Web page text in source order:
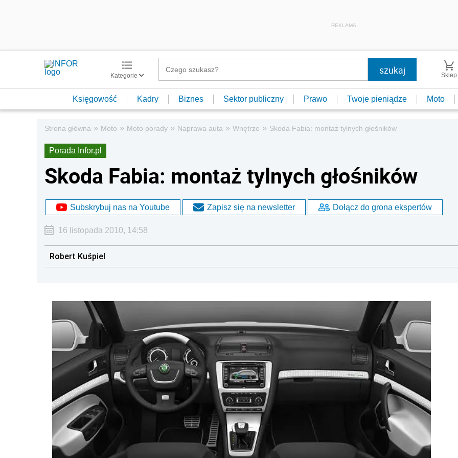
REKLAMA
Kategorie Sklep
Księgowość Kadry Biznes Sektor publiczny Prawo Twoje pieniądze Moto
Strona główna » Moto » Moto porady » Naprawa auta » Wnętrze » Skoda Fabia: montaż tylnych głośników
Porada Infor.pl
Skoda Fabia: montaż tylnych głośników
Subskrybuj nas na Youtube Zapisz się na newsletter Dołącz do grona ekspertów
16 listopada 2010, 14:58
Robert Kuśpiel